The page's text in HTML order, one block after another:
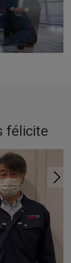
félicite